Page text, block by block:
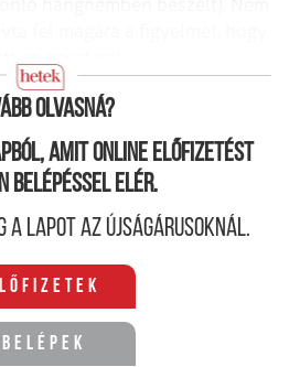
olvasná?
amit online előfizetést
belépéssel elér.
a lapot az újságárusoknál.
Belépek